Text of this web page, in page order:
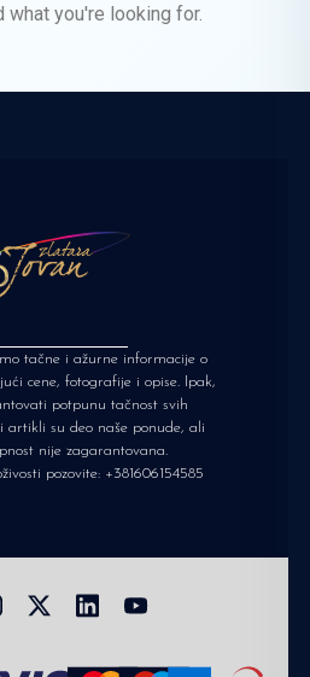
you're looking for.
tačne i ažurne informacije o
cene, fotografije i opise. Ipak,
potpunu tačnost svih
artikli su deo naše ponude, ali
nije zagarantovana.
pozovite: +381606154585